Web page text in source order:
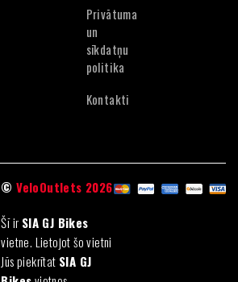
Privātuma
un
sīkdatņu
politika
Kontakti
©VeloOutlets 2026
Šī irSIA GJ Bikes
vietne. Lietojot šo vietni
Jūs piekrītat SIA GJ